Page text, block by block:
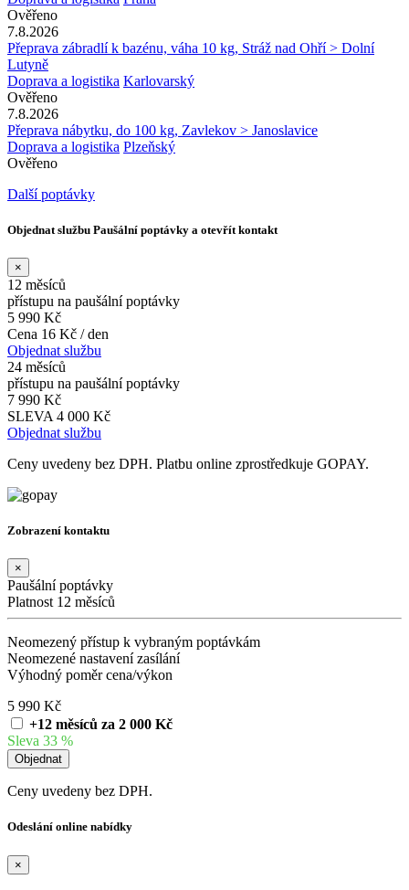
Ověřeno
7.8.2026
Přeprava zábradlí k bazénu, váha 10 kg, Stráž nad Ohří > Dolní
Lutyně
Doprava a logistika Karlovarský
Ověřeno
7.8.2026
Přeprava nábytku, do 100 kg, Zavlekov > Janoslavice
Doprava a logistika Plzeňský
Ověřeno
Další poptávky
Objednat službu Paušální poptávky a otevřít kontakt
×
12 měsíců
přístupu na paušální poptávky
5 990 Kč
Cena 16 Kč / den
Objednat službu
24 měsíců
přístupu na paušální poptávky
7 990 Kč
SLEVA 4 000 Kč
Objednat službu
Ceny uvedeny bez DPH. Platbu online zprostředkuje GOPAY.
Zobrazení kontaktu
×
Paušální poptávky
Platnost 12 měsíců
Neomezený přístup k vybraným poptávkám
Neomezené nastavení zasílání
Výhodný poměr cena/výkon
5 990 Kč
+12 měsíců za 2 000 Kč
Sleva 33 %
Ceny uvedeny bez DPH.
Odeslání online nabídky
×